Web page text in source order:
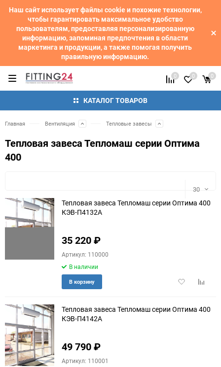
Наш сайт использует файлы cookie и похожие технологии,
чтобы гарантировать максимальное удобство
пользователям, предоставляя персонализированную
информацию, запоминая предпочтения в области
маркетинга и продукции, а также помогая получить
правильную информацию.
КАТАЛОГ ТОВАРОВ
0 0 0
Главная Вентиляция Тепловые завесы
Тепловая завеса Тепломаш серии Оптима
400
30
Тепловая завеса Тепломаш серии Оптима 400
КЭВ-П4132A
35 220₽
Артикул: 110000
В наличии
Добавить
В корзину
Тепловая завеса Тепломаш серии Оптима 400
КЭВ-П4142A
49 790₽
Артикул: 110001